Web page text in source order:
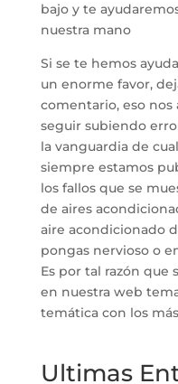
bajo y te
nuestra mano
Si se te hemos
un enorme favor,
comentario, eso nos
seguir subiendo
la vanguardia de
siempre estamos
los fallos que se
de aires
aire acondicionado
pongas nervioso o
Es por tal razón
en nuestra web
temática con los
Ultimas